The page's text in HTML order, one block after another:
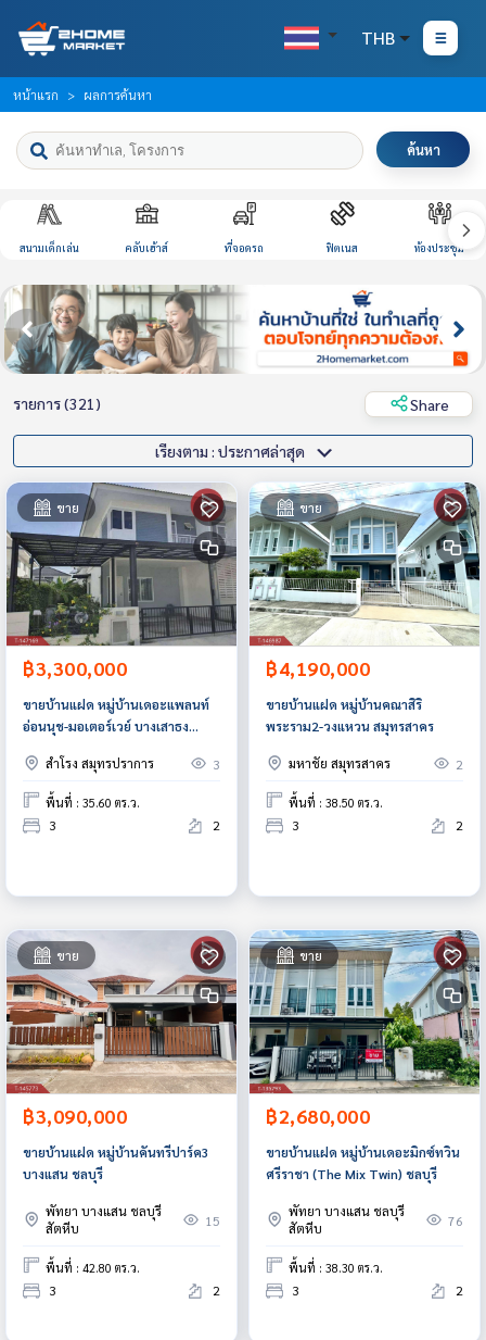
THB
หน้าแรก ผลการค้นหา
ค้นหา
สนามเด็กเล่น คลับเฮ้าส์ ที่จอดรถ ฟิตเนส ห้องประชุม
รายการ (321) Share
เรียงตาม : ประกาศล่าสุด
ขาย
฿3,300,000
ขายบ้านแฝด หมู่บ้านเดอะแพลนท์
อ่อนนุช-มอเตอร์เวย์ บางเสาธง
สำโรง สมุทรปราการ
3
พื้นที่ : 35.60 ตร.ว.
3 2
ขาย
฿4,190,000
ขายบ้านแฝด หมู่บ้านคณาสิริ
พระราม2-วงแหวน สมุทรสาคร
มหาชัย สมุทรสาคร 2
พื้นที่ : 38.50 ตร.ว.
3 2
ขาย
฿3,090,000
ขายบ้านแฝด หมู่บ้านคันทรีปาร์ค3
บางแสน ชลบุรี
พัทยา บางแสน ชลบุรี
สัตหีบ
15
พื้นที่ : 42.80 ตร.ว.
3 2
ขาย
฿2,680,000
ขายบ้านแฝด หมู่บ้านเดอะมิกซ์ทวิน
ศรีราชา (The Mix Twin) ชลบุรี
พัทยา บางแสน ชลบุรี
สัตหีบ
76
พื้นที่ : 38.30 ตร.ว.
3 2